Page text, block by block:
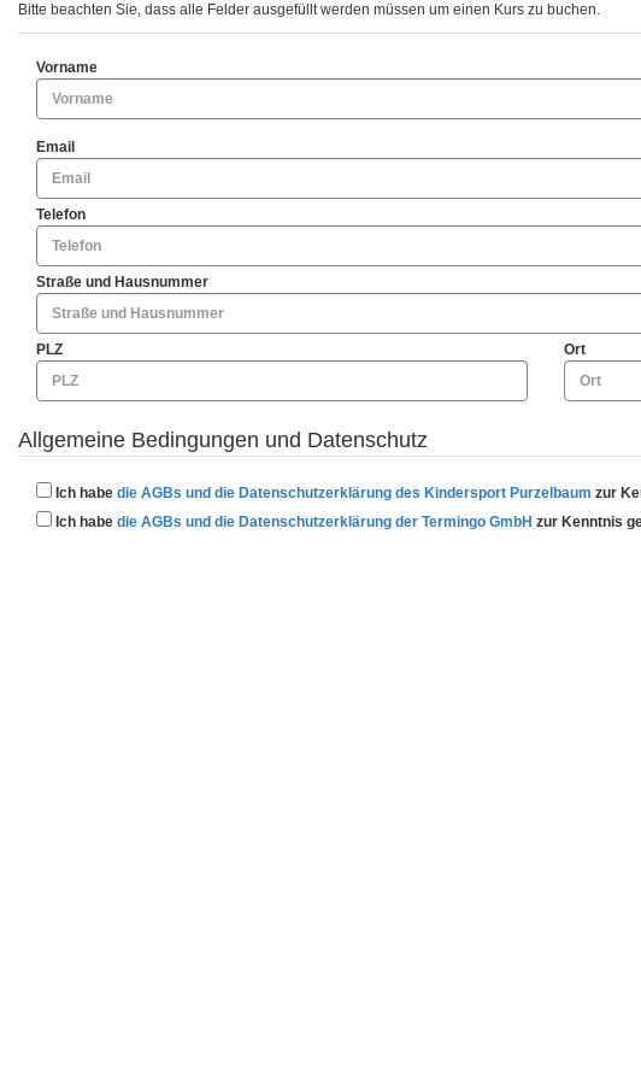
Bitte beachten Sie, dass alle Felder ausgefüllt werden müssen um einen Kurs zu buchen.
Vorname
Email
Telefon
Straße und Hausnummer
PLZ Ort
Allgemeine Bedingungen und Datenschutz
Ich habe die AGBs und die Datenschutzerklärung des Kindersport Purzelbaum zur
Ich habe die AGBs und die Datenschutzerklärung der Termingo GmbH zur Kenntnis